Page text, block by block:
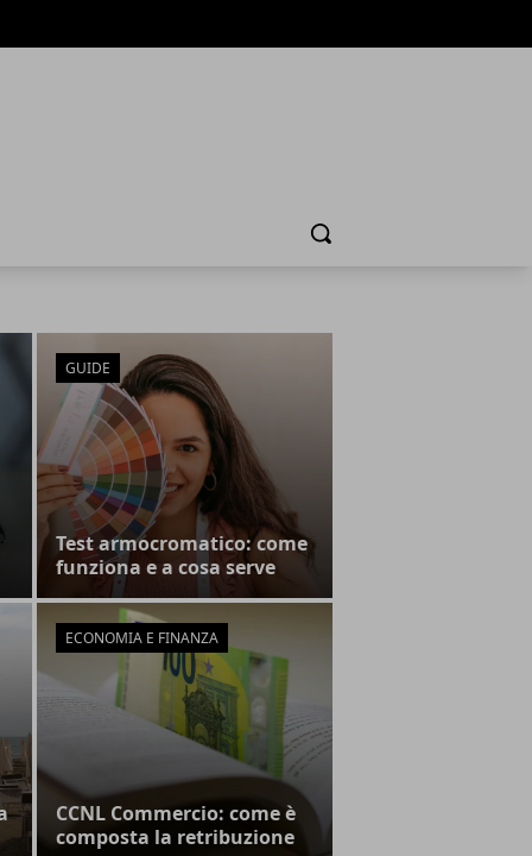
Cerca
GUIDE
Test armocromatico: come
funziona e a cosa serve
ECONOMIA E FINANZA
CCNL Commercio: come è
composta la retribuzione